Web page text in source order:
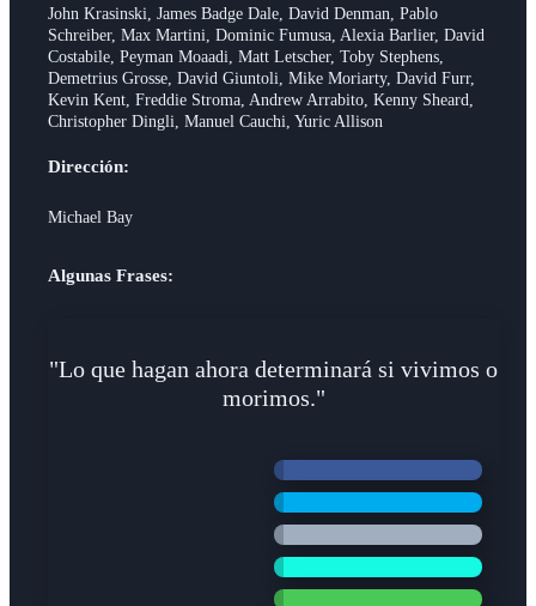
John Krasinski, James Badge Dale, David Denman, Pablo
Schreiber, Max Martini, Dominic Fumusa, Alexia Barlier, David
Costabile, Peyman Moaadi, Matt Letscher, Toby Stephens,
Demetrius Grosse, David Giuntoli, Mike Moriarty, David Furr,
Kevin Kent, Freddie Stroma, Andrew Arrabito, Kenny Sheard,
Christopher Dingli, Manuel Cauchi, Yuric Allison
Dirección:
Michael Bay
Algunas Frases:
"Lo que hagan ahora determinará si vivimos o
morimos."